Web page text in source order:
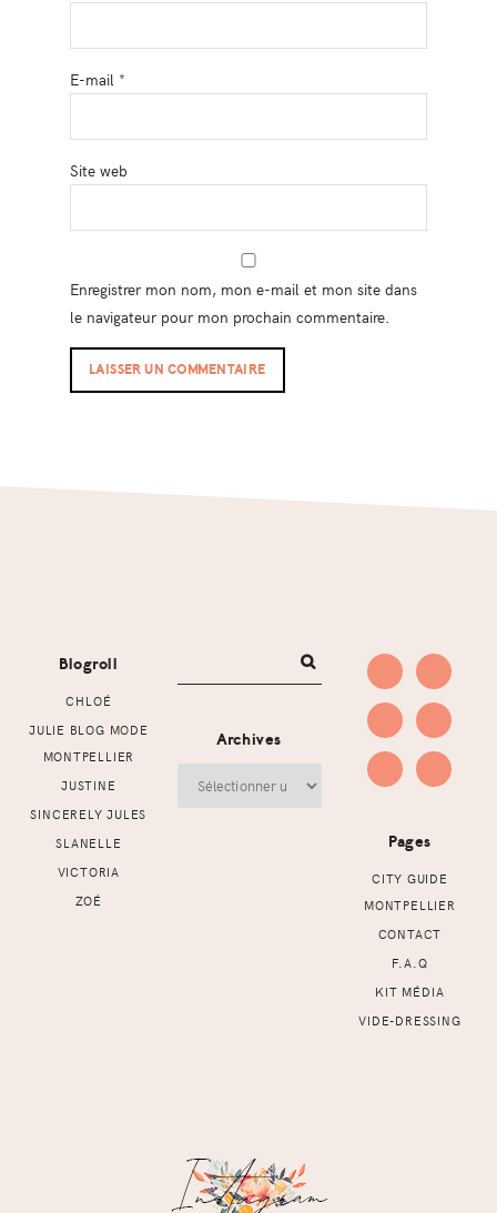
E-mail *
Site web
Enregistrer mon nom, mon e-mail et mon site dans
le navigateur pour mon prochain commentaire.
Blogroll
CHLOÉ
JULIE BLOG MODE
MONTPELLIER
JUSTINE
SINCERELY JULES
SLANELLE
VICTORIA
ZOÉ
Archives
Pages
CITY GUIDE
MONTPELLIER
CONTACT
F.A.Q
KIT MÉDIA
VIDE-DRESSING